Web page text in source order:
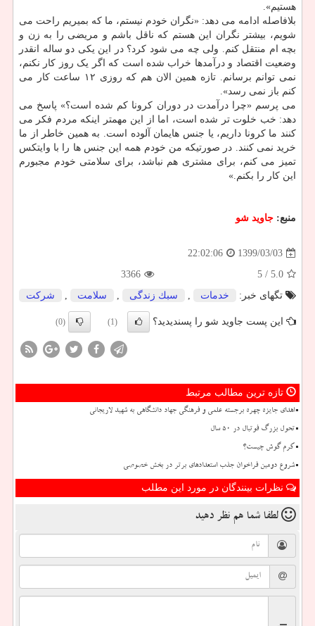
هستیم».
بلافاصله ادامه می دهد: «نگران خودم نیستم، ما که بمیریم راحت می
شویم، بیشتر نگران این هستم که ناقل باشم و مریضی را به زن و
بچه ام منتقل کنم. ولی چه می شود کرد؟ در این یکی دو ساله انقدر
وضعیت اقتصاد و درآمدها خراب شده است که اگر یک روز کار نکنم،
نمی توانم برسانم. تازه همین الان هم که روزی ۱۲ ساعت کار می
کنم باز نمی رسد».
می پرسم «چرا درآمدت در دوران کرونا کم شده است؟» پاسخ می
دهد: خب خلوت تر شده است، اما از این مهمتر اینکه مردم فکر می
کنند ما کرونا داریم، یا جنس هایمان آلوده است. به همین خاطر از ما
خرید نمی کنند. در صورتیکه من خودم همه این جنس ها را با وایتکس
تمیز می کنم، برای مشتری هم نباشد، برای سلامتی خودم مجبورم
این کار را بکنم.»
منبع: جاوید شو
1399/03/03
22:02:06
5.0
/ 5
3366
تگهای خبر:
خدمات , سبك زندگی , سلامت , شركت
این پست جاوید شو را پسندیدید؟ (1)
(0)
تازه ترین مطالب مرتبط
اهدای جایزه چهره برجسته علمی و فرهنگی جهاد دانشگاهی به شهید لاریجانی
تحول بزرگ فوتبال در ۵۰ سال
کرم گوش چیست؟
شروع دومین فراخوان جذب استعدادهای برتر در بخش خصوصی
نظرات بینندگان در مورد این مطلب
لطفا شما هم نظر دهید